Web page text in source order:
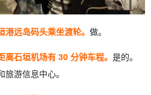
港远岛码头乘坐渡轮。 做。
离石垣机场有 30 分钟车程。 是的。
游信息中心。